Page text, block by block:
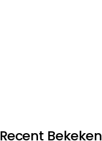
Recent Bekeken